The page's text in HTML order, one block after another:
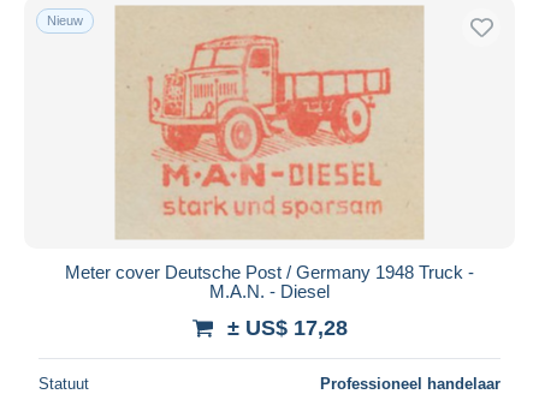
Nieuw
Meter cover Deutsche Post / Germany 1948 Truck -
M.A.N. - Diesel
± US$ 17,28
Statuut Professioneel handelaar